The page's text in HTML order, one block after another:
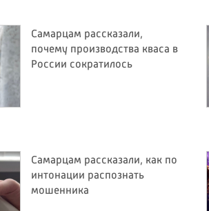
Самарцам рассказали,
почему производства кваса в
России сократилось
Самарцам рассказали, как по
интонации распознать
мошенника